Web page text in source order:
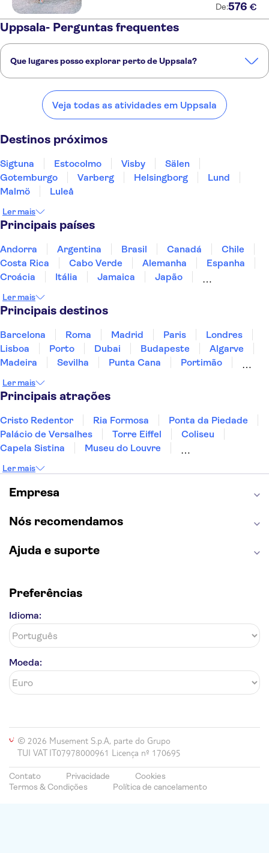
De:576 €
Uppsala- Perguntas frequentes
Que lugares posso explorar perto de Uppsala?
Estocolmo Gotemburgo
Veja todas as atividades em Uppsala
Destinos próximos
Sigtuna Estocolmo Visby
Sälen
Gotemburgo
Varberg Helsingborg
Lund
Malmö
Luleå
Ler mais
Principais países
Andorra Argentina Brasil Canadá
Chile
Costa Rica
Cabo Verde Alemanha
Espanha
Croácia
Itália Jamaica
Japão
Portugal
Singapura
Ler mais
Principais destinos
Barcelona Roma Madrid Paris
Londres
Lisboa
Porto Dubai Budapeste
Algarve
Madeira
Sevilha Punta Cana
Portimão
Sesimbra
Ler mais
Principais atrações
Cristo Redentor Ria Formosa
Ponta da Piedade
Palácio de Versalhes
Torre Eiffel
Coliseu
Capela Sistina
Museu do Louvre
Torre de Belém
Caminito del Rey
Castelo de São Jorge
Mosteiro dos Jerónimos
Ler mais
Empresa
Nós recomendamos
Ajuda e suporte
Preferências
Idioma:
Moeda:
© 2026 Musement S.p.A, parte do Grupo
TUI VAT IT07978000961 Licença nº 170695
Contato Privacidade
Cookies
Termos & Condições
Política de cancelamento